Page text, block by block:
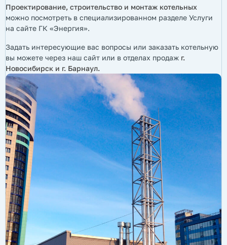
Проектирование, строительство и монтаж котельных
можно посмотреть в специализированном разделе Услуги
на сайте ГК «Энергия».
Задать интересующие вас вопросы или заказать котельную
вы можете через наш сайт или в отделах продаж г.
Новосибирск и г. Барнаул.